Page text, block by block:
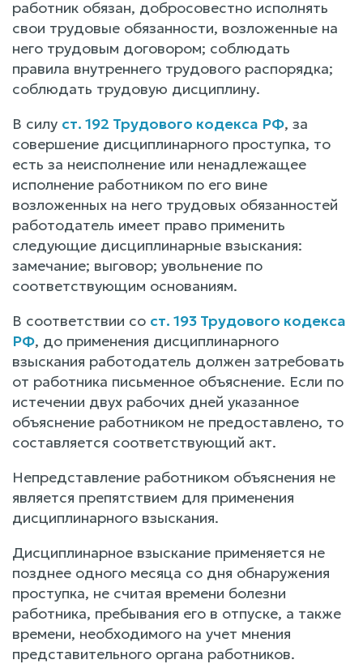
работник обязан, добросовестно исполнять
свои трудовые обязанности, возложенные на
него трудовым договором; соблюдать
правила внутреннего трудового распорядка;
соблюдать трудовую дисциплину.
В силу ст. 192 Трудового кодекса РФ, за
совершение дисциплинарного проступка, то
есть за неисполнение или ненадлежащее
исполнение работником по его вине
возложенных на него трудовых обязанностей
работодатель имеет право применить
следующие дисциплинарные взыскания:
замечание; выговор; увольнение по
соответствующим основаниям.
В соответствии со ст. 193 Трудового кодекса
РФ, до применения дисциплинарного
взыскания работодатель должен затребовать
от работника письменное объяснение. Если по
истечении двух рабочих дней указанное
объяснение работником не предоставлено, то
составляется соответствующий акт.
Непредставление работником объяснения не
является препятствием для применения
дисциплинарного взыскания.
Дисциплинарное взыскание применяется не
позднее одного месяца со дня обнаружения
проступка, не считая времени болезни
работника, пребывания его в отпуске, а также
времени, необходимого на учет мнения
представительного органа работников.